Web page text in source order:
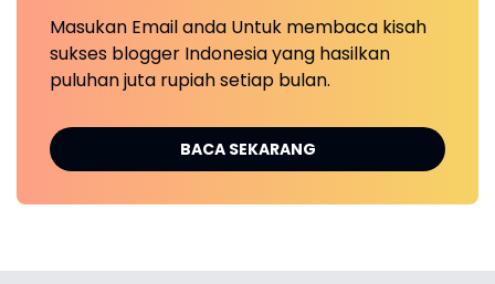
Masukan Email anda Untuk membaca kisah
sukses blogger Indonesia yang hasilkan
puluhan juta rupiah setiap bulan.
BACA SEKARANG